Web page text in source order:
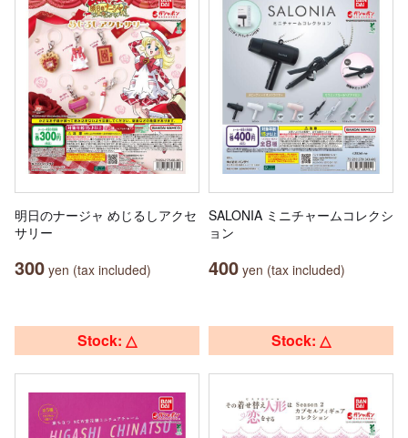
明日のナージャ めじるしアクセ
サリー
300 yen (tax included)
SALONIA ミニチャームコレクシ
ョン
400 yen (tax included)
Stock: △ Stock: △